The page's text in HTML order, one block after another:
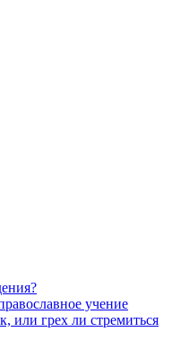
учение
или грех ли стремиться